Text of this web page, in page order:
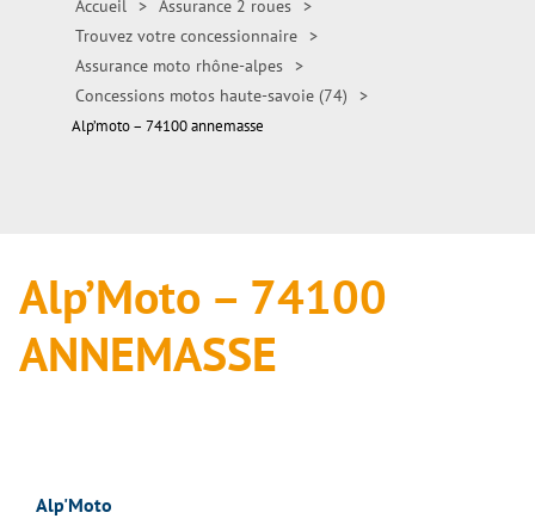
Accueil > Assurance 2 roues >
Trouvez votre concessionnaire >
Assurance moto rhône-alpes >
Concessions motos haute-savoie (74)
>
Alp’moto – 74100 annemasse
Alp’Moto – 74100
ANNEMASSE
Alp'Moto